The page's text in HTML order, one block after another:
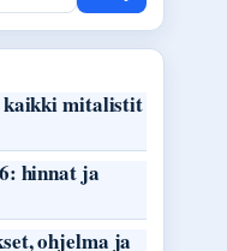
kaikki mitalistit
hinnat ja
ohjelma ja